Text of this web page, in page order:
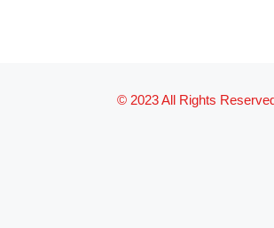
© 2023 All Rights